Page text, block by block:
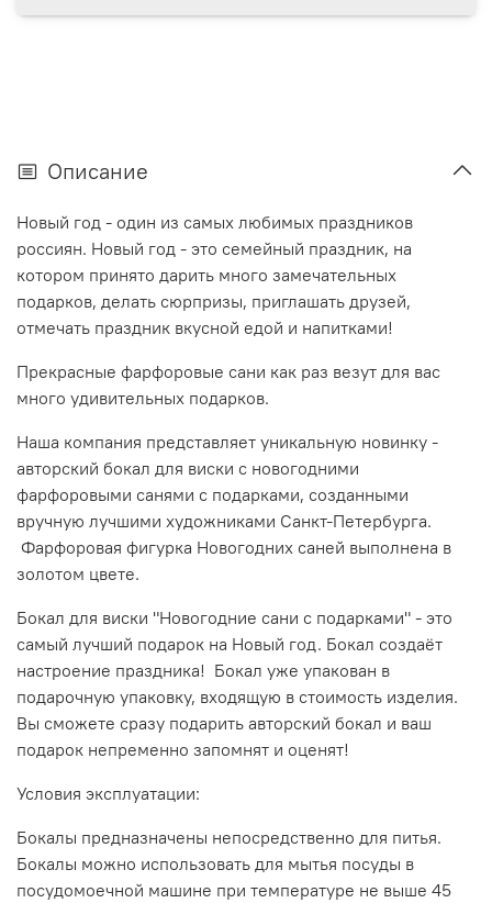
Описание
Новый год - один из самых любимых праздников
россиян. Новый год - это семейный праздник, на
котором принято дарить много замечательных
подарков, делать сюрпризы, приглашать друзей,
отмечать праздник вкусной едой и напитками!
Прекрасные фарфоровые сани как раз везут для вас
много удивительных подарков.
Наша компания представляет уникальную новинку -
авторский бокал для виски с новогодними
фарфоровыми санями с подарками, созданными
вручную лучшими художниками Санкт-Петербурга.
Фарфоровая фигурка Новогодних саней выполнена в
золотом цвете.
Бокал для виски "Новогодние сани с подарками" - это
самый лучший подарок на Новый год. Бокал создаёт
настроение праздника! Бокал уже упакован в
подарочную упаковку, входящую в стоимость изделия.
Вы сможете сразу подарить авторский бокал и ваш
подарок непременно запомнят и оценят!
Условия эксплуатации:
Бокалы предназначены непосредственно для питья.
Бокалы можно использовать для мытья посуды в
посудомоечной машине при температуре не выше 45